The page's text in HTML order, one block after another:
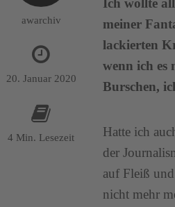
awarchiv
20. Januar 2020
4 Min. Lesezeit
Ich wollte
meiner
lackierten
wenn ich es
Burschen,
Hatte ich
der
auf Fleiß
nicht mehr